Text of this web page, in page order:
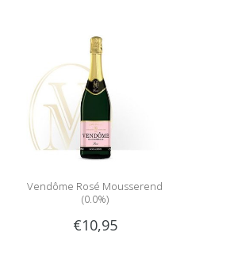
Vendôme Rosé Mousserend
(0.0%)
€10,95